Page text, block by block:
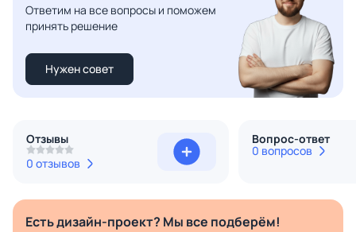
Ответим на все вопросы и поможем
принять решение
Нужен совет
Отзывы
0 отзывов
Вопрос-ответ
0 вопросов
Есть дизайн-проект? Мы все подберём!